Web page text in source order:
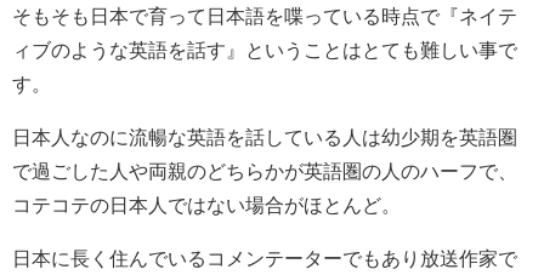
そもそも日本で育って日本語を喋っている時点で『ネイテ
ィブのような英語を話す』ということはとても難しい事で
す。
日本人なのに流暢な英語を話している人は幼少期を英語圏
で過ごした人や両親のどちらかが英語圏の人のハーフで、
コテコテの日本人ではない場合がほとんど。
日本に長く住んでいるコメンテーターでもあり放送作家で